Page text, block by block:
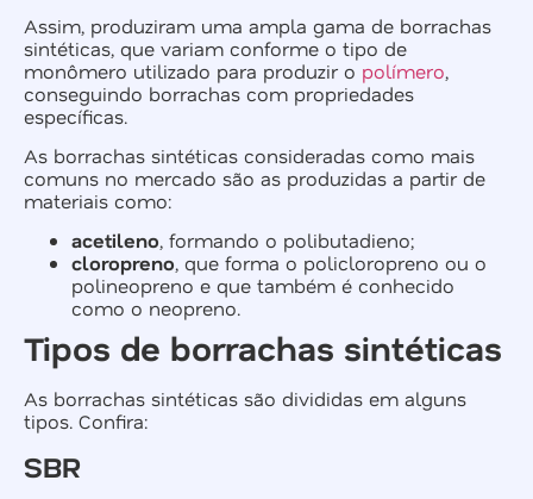
Assim, produziram uma ampla gama de borrachas
sintéticas, que variam conforme o tipo de
monômero utilizado para produzir o polímero,
conseguindo borrachas com propriedades
específicas.
As borrachas sintéticas consideradas como mais
comuns no mercado são as produzidas a partir de
materiais como:
acetileno, formando o polibutadieno;
cloropreno, que forma o policloropreno ou o
polineopreno e que também é conhecido
como o neopreno.
Tipos de borrachas sintéticas
As borrachas sintéticas são divididas em alguns
tipos. Confira:
SBR